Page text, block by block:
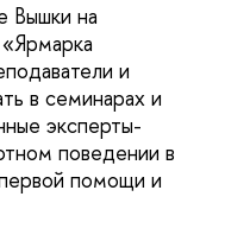
Вышки на
и
в семинарах и
эксперты-
поведении в
помощи и